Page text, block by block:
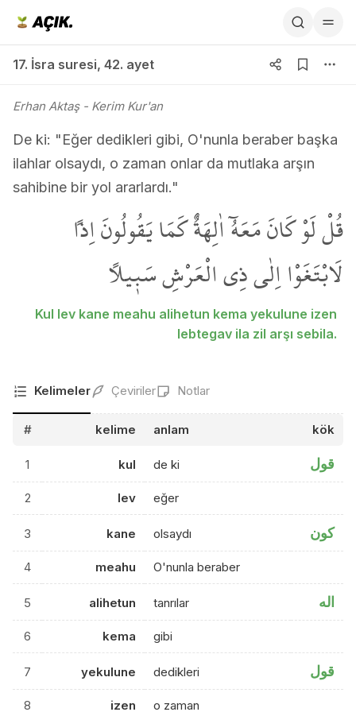
17. İsra suresi, 42. ayet
Erhan Aktaş- Kerim Kur'an
De ki: "Eğer dedikleri gibi, O'nunla beraber başka
ilahlar olsaydı, o zaman onlar da mutlaka arşın
sahibine bir yol ararlardı."
قُلْ لَوْ كَانَ مَعَهُٓ اٰلِهَةٌ كَمَا يَقُولُونَ اِذاً
لَابْتَغَوْا اِلٰى ذِي الْعَرْشِ سَب۪يلاً
Kul lev kane meahu alihetun kema yekulune izen
lebtegav ila zil arşı sebila.
Kelimeler Çeviriler Notlar
# kelime anlam kök
1 kul de ki قول
2 lev eğer
3 kane olsaydı كون
4 meahu O'nunla beraber
5 alihetun tanrılar اله
6 kema gibi
7 yekulune dedikleri قول
8 izen o zaman